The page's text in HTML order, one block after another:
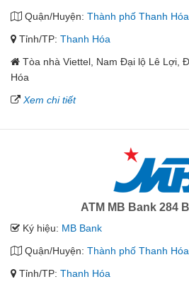
Quận/Huyện: Thành phố Thanh Hóa
Tỉnh/TP: Thanh Hóa
Tòa nhà Viettel, Nam Đại lộ Lê Lợi,
Hóa
Xem chi tiết
ATM MB Bank 284
Ký hiệu: MB Bank
Quận/Huyện: Thành phố Thanh Hóa
Tỉnh/TP: Thanh Hóa